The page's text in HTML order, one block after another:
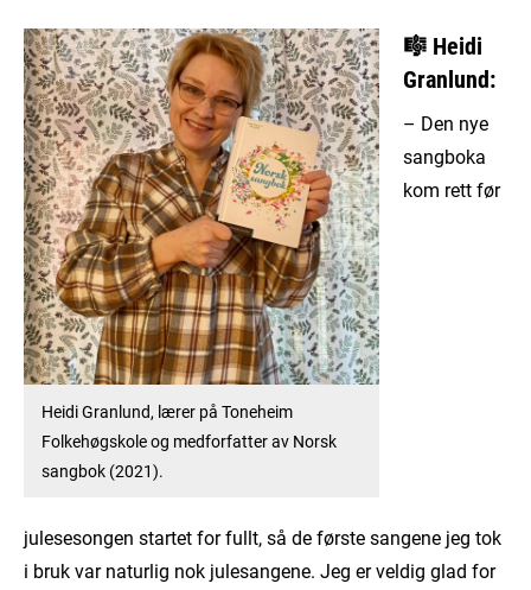
Heidi Granlund, lærer på Toneheim
Folkehøgskole og medforfatter av Norsk
sangbok (2021).
🎼 Heidi
Granlund:
– Den nye
sangboka
kom rett før
julesesongen startet for fullt, så de første sangene jeg tok
i bruk var naturlig nok julesangene. Jeg er veldig glad for